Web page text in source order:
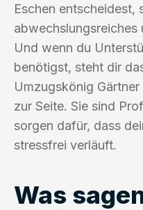
Eschen entscheidest,
abwechslungsreiches
Und wenn du
benötigst, steht dir
Umzugskönig
zur Seite. Sie sind
sorgen dafür, dass
stressfrei verläuft.
Was